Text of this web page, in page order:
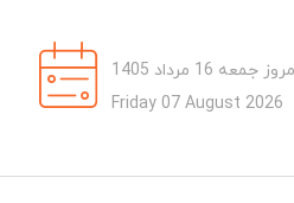
جمعه 16 مرداد 1405
Friday 07 August 2026